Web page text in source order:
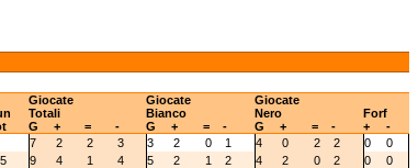
Giocate
Totali
Giocate
Bianco
Giocate
Nero
Forf
G + = - G + = - G + = - +
-
7 2 2 3 3 2 0 1 4 0 2 2 0
0
9 4 1 4 5 2 1 2 4 2 0 2 0
0